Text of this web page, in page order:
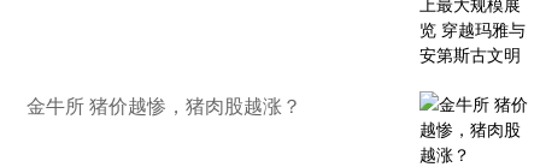
金牛所 猪价越惨，猪肉股越涨？